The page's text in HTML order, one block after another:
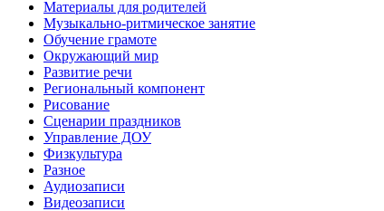
Материалы для родителей
Музыкально-ритмическое занятие
Обучение грамоте
Окружающий мир
Развитие речи
Региональный компонент
Рисование
Сценарии праздников
Управление ДОУ
Физкультура
Разное
Аудиозаписи
Видеозаписи